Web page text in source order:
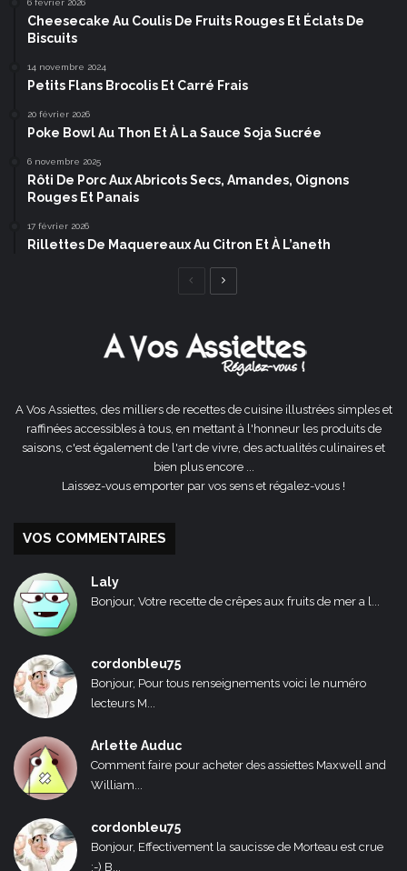
Cheesecake Au Coulis De Fruits Rouges Et Éclats De
Biscuits
14 novembre 2024
Petits Flans Brocolis Et Carré Frais
20 février 2026
Poke Bowl Au Thon Et À La Sauce Soja Sucrée
6 novembre 2025
Rôti De Porc Aux Abricots Secs, Amandes, Oignons
Rouges Et Panais
17 février 2026
Rillettes De Maquereaux Au Citron Et À L’aneth
Page
A Vos Assiettes, des milliers de recettes de cuisine illustrées simples et
raffinées accessibles à tous, en mettant à l'honneur les produits de
saisons, c'est également de l'art de vivre, des actualités culinaires et
bien plus encore ...
Laissez-vous emporter par vos sens et régalez-vous !
VOS COMMENTAIRES
Laly
Bonjour, Votre recette de crêpes aux fruits de mer a l...
cordonbleu75
Bonjour, Pour tous renseignements voici le numéro
lecteurs M...
Arlette Auduc
Comment faire pour acheter des assiettes Maxwell and
William...
cordonbleu75
Bonjour, Effectivement la saucisse de Morteau est crue
:-) B...